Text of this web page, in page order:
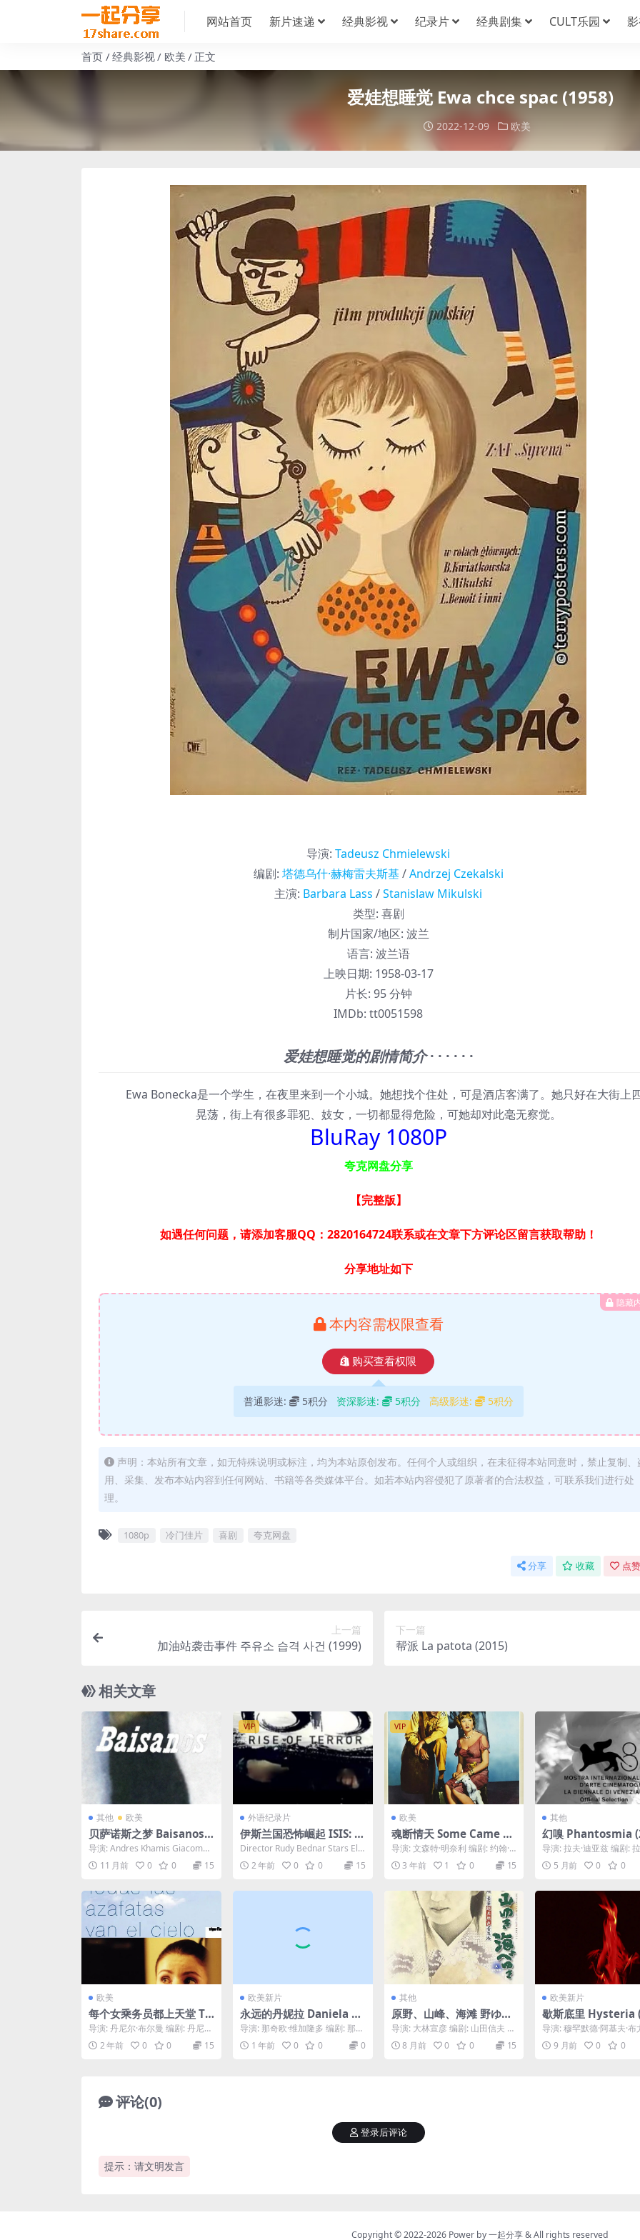
网站首页 新片速递 经典影视 纪录片 经典剧集 CULT乐园
首页 经典影视 欧美 正文
爱娃想睡觉 Ewa chce spac (1958)
2022-12-09 欧美
导演: Tadeusz Chmielewski
编剧: 塔德乌什·赫梅雷夫斯基 /Andrzej Czekalski
主演: Barbara Lass /Stanislaw Mikulski
类型: 喜剧
制片国家/地区: 波兰
语言: 波兰语
上映日期: 1958-03-17
片长: 95 分钟
IMDb: tt0051598
爱娃想睡觉的剧情简介· · · · · ·
Ewa Bonecka是一个学生，在夜里来到一个小城。她想找个住处，可是酒店客满了。她只好在大街上
晃荡，街上有很多罪犯、妓女，一切都显得危险，可她却对此毫无察觉。
BluRay 1080P
夸克网盘分享
【完整版】
如遇任何问题，请添加客服QQ：2820164724联系或在文章下方评论区留言获取帮助！
分享地址如下
隐藏
本内容需权限查看
购买查看权限
普通影迷: 5积分 资深影迷: 5积分 高级影迷: 5积分
声明：本站所有文章，如无特殊说明或标注，均为本站原创发布。任何个人或组织，在未征得本站同意时，禁止复制、
用、采集、发布本站内容到任何网站、书籍等各类媒体平台。如若本站内容侵犯了原著者的合法权益，可联系我们进行处
理。
1080p 冷门佳片 喜剧 夸克网盘
分享 收藏 点
上一篇
加油站袭击事件 주유소 습격 사건 (1999)
下一篇
帮派 La patota (2015)
相关文章
其他 欧美
贝萨诺斯之梦 Baisanos
(2025)
导演: Andres Khamis Giacoma
n / Francisca K...
11 月前 0 0 15
VIP
外语纪录片
伊斯兰国恐怖崛起 ISIS: Ri
se of Terror 2016
Director Rudy Bednar Stars Elli
ot Ackerm...
2 年前 0 0 15
VIP
欧美
魂断情天 Some Came R
unning (1958)
导演: 文森特·明奈利 编剧: 约翰·
帕特里克 / 亚瑟·谢尔曼 主演: 雪
莉·...3 年前 1 0 15
其他
幻嗅 Phantosmia
4)
导演: 拉夫·迪亚兹 编剧:
亚兹 主演: Ronnie
5 月前 0 0
欧美
每个女乘务员都上天堂 To
das las azafatas van al
cielo (2002)
导演: 丹尼尔·布尔曼 编剧: 丹尼尔
·布尔曼 / Emiliano Torre...
2 年前 0 0 15
欧美新片
永远的丹妮拉 Daniela Fo
rever (2024)
导演: 那奇欧·维加隆多 编剧: 那奇
欧·维加隆多 主演: 亨利·戈尔
丁 / 贝...
1 年前 0 0 0
其他
原野、山峰、海滩 野ゆき
山ゆき海べゆき (1986)
导演: 大林宣彦 编剧: 山田信夫 主
演: 鹫尾伊沙子 / 林泰文 / 竹内
力 ...8 月前 0 0 15
欧美新片
歇斯底里 Hysteria
5)
导演: 穆罕默德·阿基夫·
莱 编剧: 穆罕默德·阿基夫
塔莱 主演...
9 月前 0 0
评论(0)
提示：请文明发言
登录后评论
Copyright © 2022-2026 Power by一起分享& All rights reserved